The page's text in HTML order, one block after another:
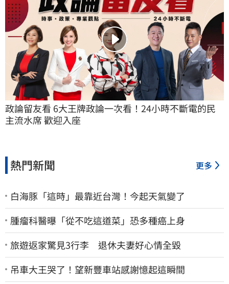
政論留友看 6大王牌政論一次看！24小時不斷電的民
主流水席 歡迎入座
熱門新聞 更多
白海豚「這時」最靠近台灣！今起天氣變了
腫瘤科醫曝「從不吃這道菜」恐多種癌上身
旅遊返家驚見3行李 退休夫妻好心情全毀
吊車大王哭了！望新豐車站感謝憶起這瞬間